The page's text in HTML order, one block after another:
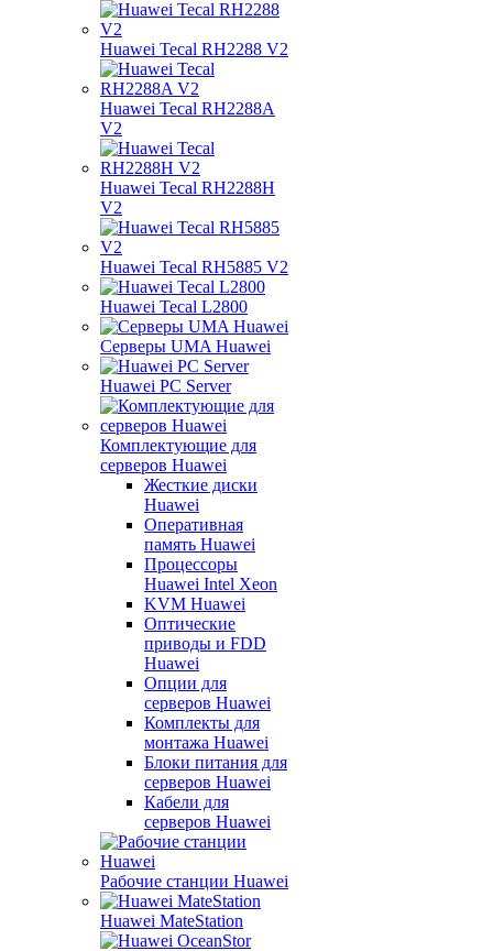
Huawei Tecal RH2288 V2
Huawei Tecal RH2288A
V2
Huawei Tecal RH2288H
V2
Huawei Tecal RH5885 V2
Huawei Tecal L2800
Серверы UMA Huawei
Huawei PC Server
Комплектующие для
серверов Huawei
Жесткие диски
Huawei
Оперативная
память Huawei
Процессоры
Huawei Intel Xeon
KVM Huawei
Оптические
приводы и FDD
Huawei
Опции для
серверов Huawei
Комплекты для
монтажа Huawei
Блоки питания для
серверов Huawei
Кабели для
серверов Huawei
Рабочие станции Huawei
Huawei MateStation